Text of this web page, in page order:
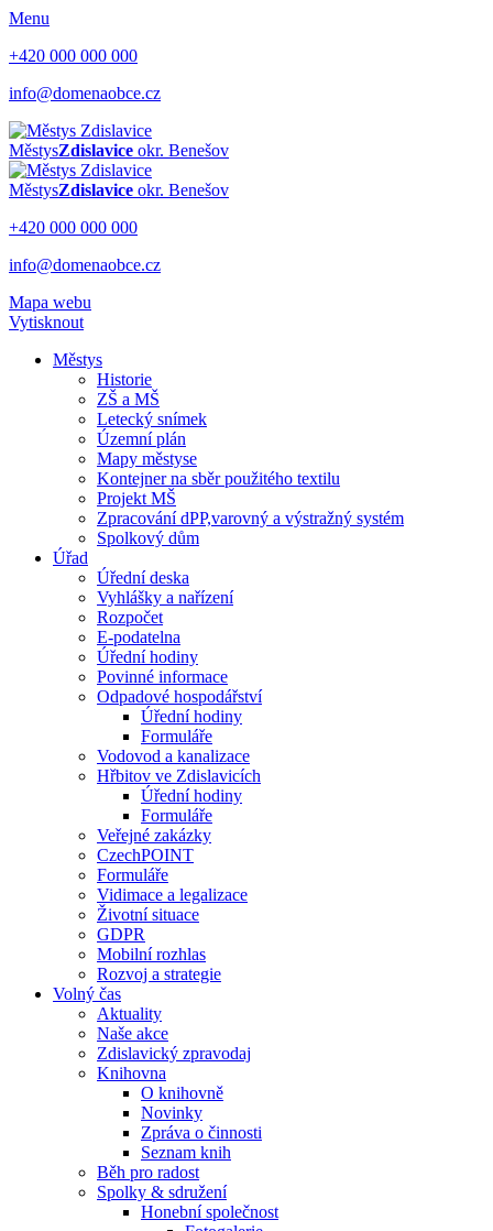
Menu
+420 000 000 000
info@domenaobce.cz
MěstysZdislavice okr. Benešov
MěstysZdislavice okr. Benešov
+420 000 000 000
info@domenaobce.cz
Mapa webu
Vytisknout
Městys
Historie
ZŠ a MŠ
Letecký snímek
Územní plán
Mapy městyse
Kontejner na sběr použitého textilu
Projekt MŠ
Zpracování dPP,varovný a výstražný systém
Spolkový dům
Úřad
Úřední deska
Vyhlášky a nařízení
Rozpočet
E-podatelna
Úřední hodiny
Povinné informace
Odpadové hospodářství
Úřední hodiny
Formuláře
Vodovod a kanalizace
Hřbitov ve Zdislavicích
Úřední hodiny
Formuláře
Veřejné zakázky
CzechPOINT
Formuláře
Vidimace a legalizace
Životní situace
GDPR
Mobilní rozhlas
Rozvoj a strategie
Volný čas
Aktuality
Naše akce
Zdislavický zpravodaj
Knihovna
O knihovně
Novinky
Zpráva o činnosti
Seznam knih
Běh pro radost
Spolky & sdružení
Honební společnost